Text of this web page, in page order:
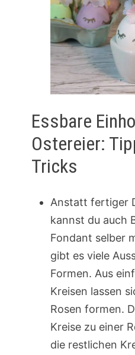
Essbare
Ostereier:
Tricks
Anstatt fertiger
kannst du auch
Fondant selber
gibt es viele
Formen. Aus
Kreisen lassen
Rosen formen.
Kreise zu einer
die restlichen